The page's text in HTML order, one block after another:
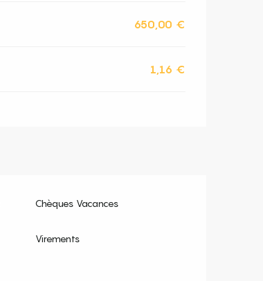
650,00 €
1,16 €
Chèques Vacances
Virements